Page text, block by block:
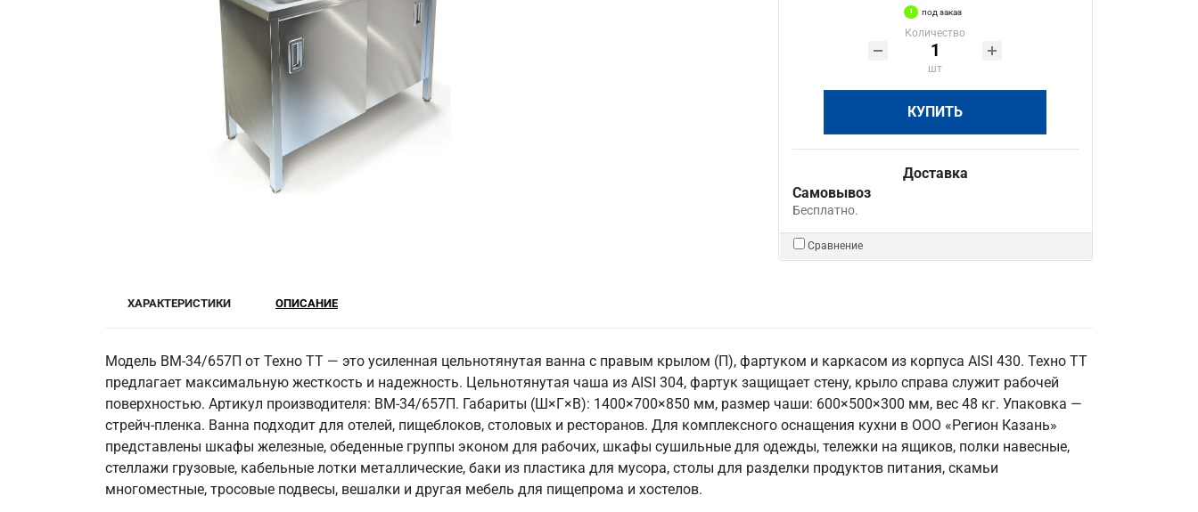
под заказ
Количество
шт
КУПИТЬ
Доставка
Самовывоз
Бесплатно.
Сравнение
ХАРАКТЕРИСТИКИ ОПИСАНИЕ
Модель ВМ-34/657П от Техно ТТ — это усиленная цельнотянутая ванна с правым крылом (П), фартуком и каркасом из корпуса AISI 430. Техно ТТ
предлагает максимальную жесткость и надежность. Цельнотянутая чаша из AISI 304, фартук защищает стену, крыло справа служит рабочей
поверхностью. Артикул производителя: ВМ-34/657П. Габариты (Ш×Г×В): 1400×700×850 мм, размер чаши: 600×500×300 мм, вес 48 кг. Упаковка —
стрейч-пленка. Ванна подходит для отелей, пищеблоков, столовых и ресторанов. Для комплексного оснащения кухни в ООО «Регион Казань»
представлены шкафы железные, обеденные группы эконом для рабочих, шкафы сушильные для одежды, тележки на ящиков, полки навесные,
стеллажи грузовые, кабельные лотки металлические, баки из пластика для мусора, столы для разделки продуктов питания, скамьи
многоместные, тросовые подвесы, вешалки и другая мебель для пищепрома и хостелов.